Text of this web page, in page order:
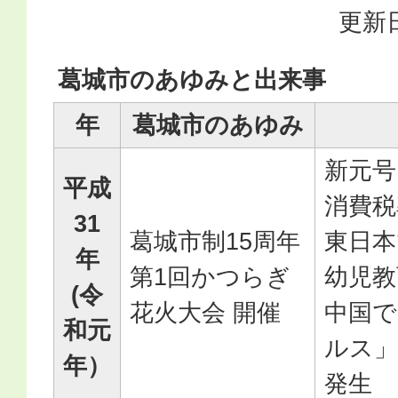
更新
葛城市のあゆみと出来事
年
葛城市のあゆみ
平成
31
年
(令
和元
年）
葛城市制15周年
第1回かつらぎ
花火大会 開催
新元
消費
東日
幼児
中国
ルス
発生